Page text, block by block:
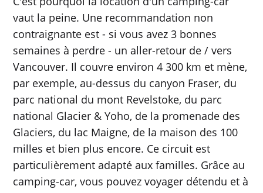
vaut la peine. Une recommandation non
contraignante est - si vous avez 3 bonnes
semaines à perdre - un aller-retour de / vers
Vancouver. Il couvre environ 4 300 km et mène,
par exemple, au-dessus du canyon Fraser, du
parc national du mont Revelstoke, du parc
national Glacier & Yoho, de la promenade des
Glaciers, du lac Maigne, de la maison des 100
milles et bien plus encore. Ce circuit est
particulièrement adapté aux familles. Grâce au
camping-car, vous pouvez voyager détendu et à